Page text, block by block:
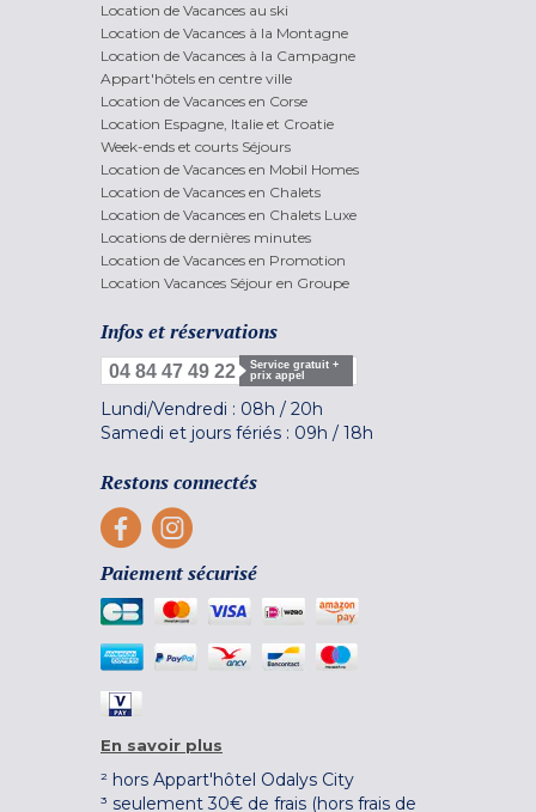
Location de Vacances au ski
Location de Vacances à la Montagne
Location de Vacances à la Campagne
Appart'hôtels en centre ville
Location de Vacances en Corse
Location Espagne, Italie et Croatie
Week-ends et courts Séjours
Location de Vacances en Mobil Homes
Location de Vacances en Chalets
Location de Vacances en Chalets Luxe
Locations de dernières minutes
Location de Vacances en Promotion
Location Vacances Séjour en Groupe
Infos et réservations
04 84 47 49 22
Service gratuit +
prix appel
Lundi/Vendredi : 08h / 20h
Samedi et jours fériés : 09h / 18h
Restons connectés
Paiement sécurisé
En savoir plus
² hors Appart'hôtel Odalys City
³ seulement 30€ de frais (hors frais de